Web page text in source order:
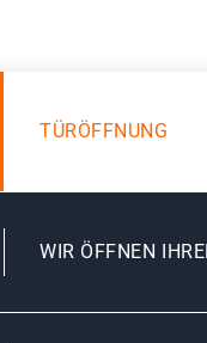
TÜRÖFFNUNG
WIR ÖFFNEN